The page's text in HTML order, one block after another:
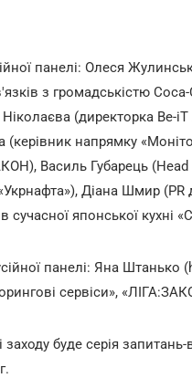
панелі: Олеся
з громадськістю
Ніколаєва (директорка Be-
напрямку
Василь Губарець
Діана Шмир (PR
сучасної японської кухні
панелі: Яна Штанько
сервіси»,
буде серія запитань-